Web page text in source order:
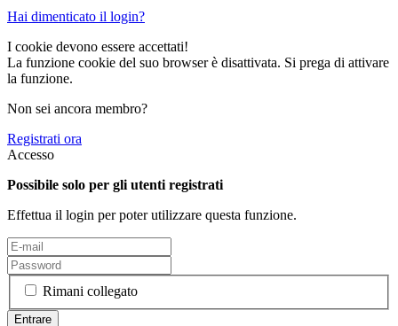
Hai dimenticato il login?
I cookie devono essere accettati!
La funzione cookie del suo browser è disattivata. Si prega di attivare
la funzione.
Non sei ancora membro?
Registrati ora
Accesso
Possibile solo per gli utenti registrati
Effettua il login per poter utilizzare questa funzione.
Rimani collegato